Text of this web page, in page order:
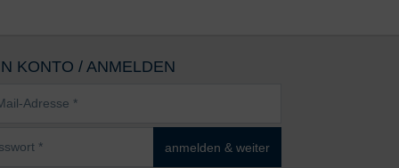
KONTO / ANMELDEN
anmelden & weiter